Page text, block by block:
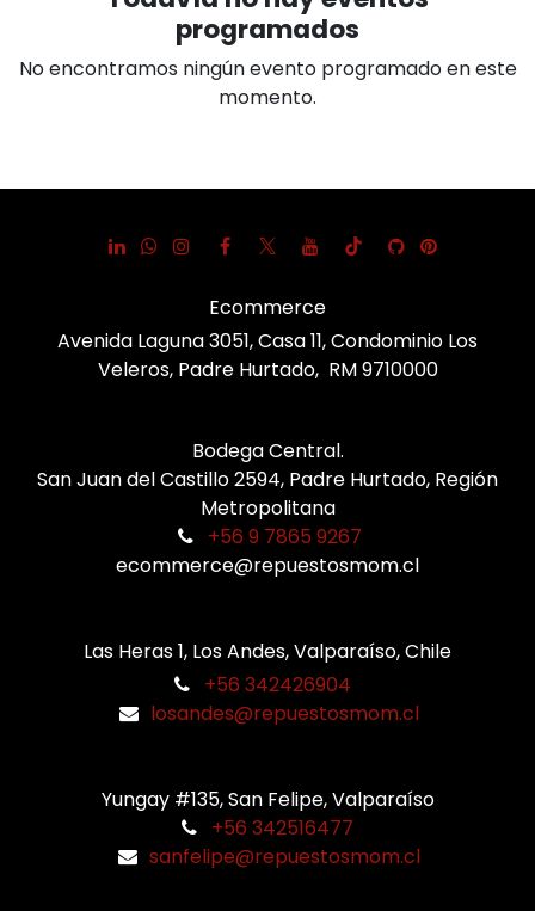
programados
No encontramos ningún evento programado en este
momento.
Ecommerce
Avenida Laguna 3051, Casa 11, Condominio Los
Veleros, Padre Hurtado, RM 9710000
Bodega Central.
San Juan del Castillo 2594, Padre Hurtado, Región
Metropolitana
+56 9 7865 9267
ecommerce@repuestosmom.cl
Las Heras 1, Los Andes, Valparaíso, Chile
+56 342426904
losandes@repuestosmom.cl
Yungay #135, San Felipe, Valparaíso
+56 342516477
sanfelipe@repuestosmom.cl